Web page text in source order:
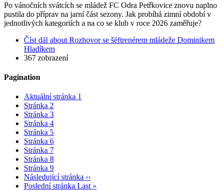
Po vánočních svátcích se mládež FC Odra Petřkovice znovu naplno
pustila do příprav na jarní část sezony. Jak probíhá zimní období v
jednotlivých kategoriích a na co se klub v roce 2026 zaměřuje?
Číst dál about Rozhovor se šéftrenérem mládeže Dominikem
Hladíkem
367 zobrazení
Pagination
Aktuální stránka 1
Stránka 2
Stránka 3
Stránka 4
Stránka 5
Stránka 6
Stránka 7
Stránka 8
Stránka 9
Následující stránka ››
Poslední stránka Last »